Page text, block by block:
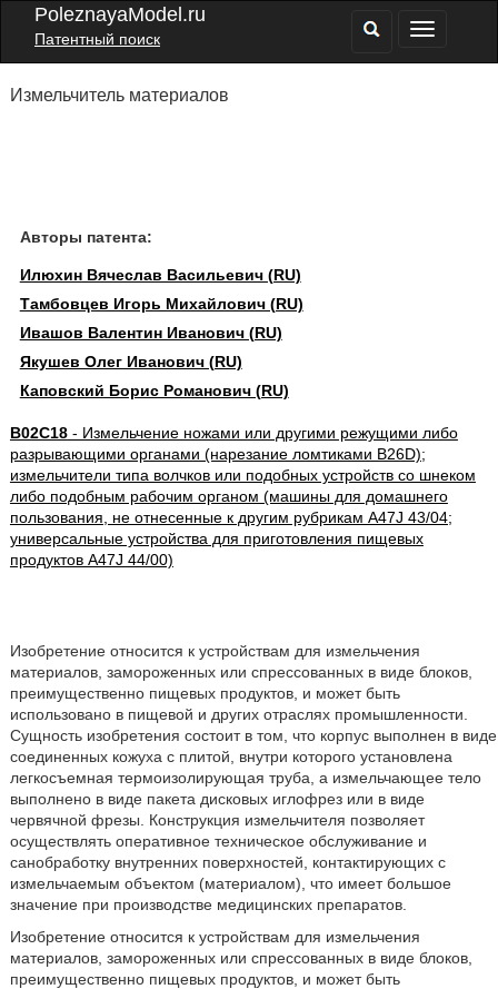
PoleznayaModel.ru
Патентный поиск
Измельчитель материалов
Авторы патента:
Илюхин Вячеслав Васильевич (RU)
Тамбовцев Игорь Михайлович (RU)
Ивашов Валентин Иванович (RU)
Якушев Олег Иванович (RU)
Каповский Борис Романович (RU)
B02C18- Измельчение ножами или другими режущими либо
разрывающими органами (нарезание ломтиками B26D);
измельчители типа волчков или подобных устройств со шнеком
либо подобным рабочим органом (машины для домашнего
пользования, не отнесенные к другим рубрикам A47J 43/04;
универсальные устройства для приготовления пищевых
продуктов A47J 44/00)
Изобретение относится к устройствам для измельчения
материалов, замороженных или спрессованных в виде блоков,
преимущественно пищевых продуктов, и может быть
использовано в пищевой и других отраслях промышленности.
Сущность изобретения состоит в том, что корпус выполнен в виде
соединенных кожуха с плитой, внутри которого установлена
легкосъемная термоизолирующая труба, а измельчающее тело
выполнено в виде пакета дисковых иглофрез или в виде
червячной фрезы. Конструкция измельчителя позволяет
осуществлять оперативное техническое обслуживание и
санобработку внутренних поверхностей, контактирующих с
измельчаемым объектом (материалом), что имеет большое
значение при производстве медицинских препаратов.
Изобретение относится к устройствам для измельчения
материалов, замороженных или спрессованных в виде блоков,
преимущественно пищевых продуктов, и может быть